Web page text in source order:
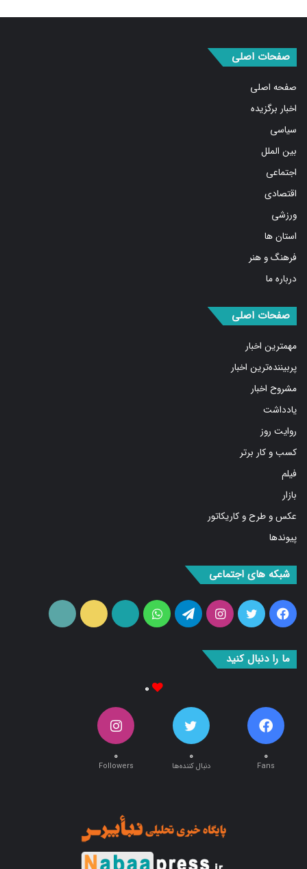
صفحه اصلی
اخبار برگزیده
سیاسی
بین الملل
اجتماعی
اقتصادی
ورزشی
استان ها
فرهنگ و هنر
درباره ما
مهمترین اخبار
پربیننده‌ترین اخبار
مشروح اخبار
یادداشت
روایت روز
کسب و کار برتر
فیلم
بازار
عکس و طرح و کاریکاتور
پیوندها
فیس
بوک
توییتراینستاگرامتلگرامواتس
آپ
آپارات ایتا
۰ ۰ ۰